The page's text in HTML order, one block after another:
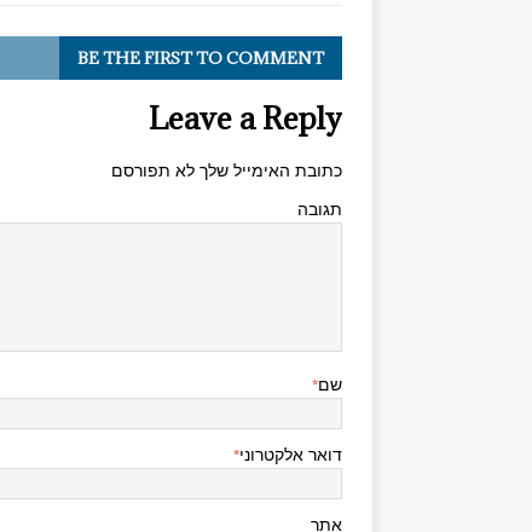
BE THE FIRST TO COMMENT
Leave a Reply
כתובת האימייל שלך לא תפורסם
תגובה
שם*
דואר אלקטרוני*
אתר